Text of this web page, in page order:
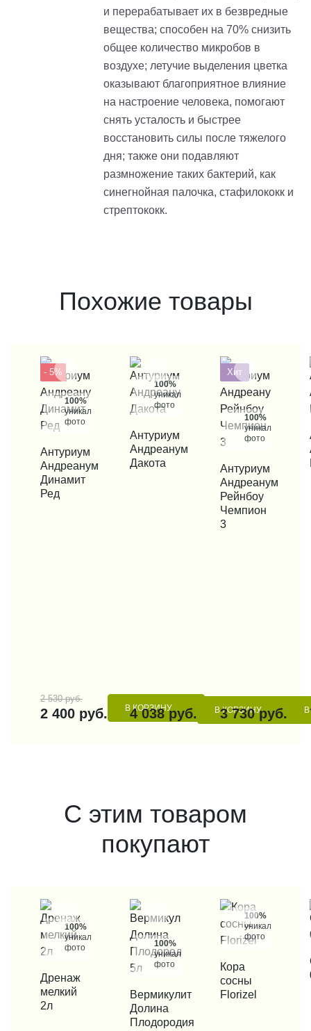
и перерабатывает их в безвредные
вещества; способен на 70% снизить
общее количество микробов в
воздухе; летучие выделения цветка
оказывают благоприятное влияние
на настроение человека, помогают
снять усталость и быстрее
восстановить силы после тяжелого
дня; также они подавляют
размножение таких бактерий, как
синегнойная палочка, стафилококк и
стрептококк.
Похожие товары
- 5%
100%
уникальные
фото
КУПИТЬ В 1 КЛИК
Антуриум
Андреанум
Динамит
Ред
2 530 руб.
2 400 руб. В КОРЗИНУ
100%
уникальные
фото
КУПИТЬ В 1 КЛИК
Антуриум
Андреанум
Дакота
4 038 руб. В КОРЗИНУ
Хит
100%
уникальные
фото
КУПИТЬ В 1 КЛИК
Антуриум
Андреанум
Рейнбоу
Чемпион
3
3 730 руб.
С этим товаром
покупают
100%
уникальные
фото
КУПИТЬ В 1 КЛИК
Дренаж
мелкий
2л
100%
уникальные
фото
КУПИТЬ В 1 КЛИК
Вермикулит
Долина
Плодородия
100%
уникальные
фото
КУПИТЬ В 1 КЛИК
Кора
сосны
Florizel